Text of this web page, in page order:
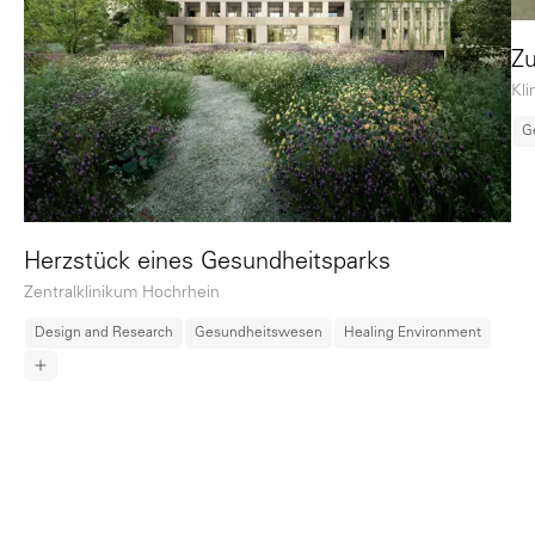
Herzstück eines Gesundheitsparks
Zentralklinikum Hochrhein
Design and Research Gesundheitswesen Healing Environment